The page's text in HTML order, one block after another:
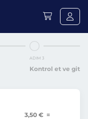
ADIM 3
Kontrol et ve git
3,50 € =